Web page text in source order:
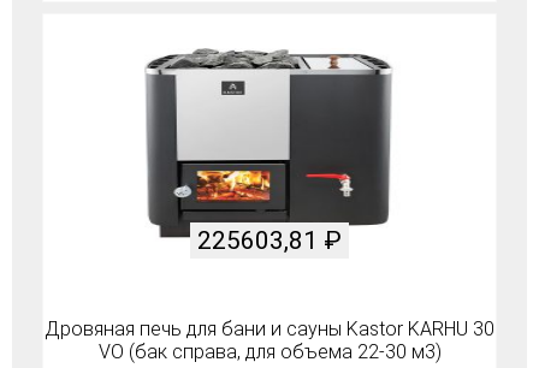
Дровяная печь для бани и сауны Kastor KARHU 30
VO (бак справа, для объема 22-30 м3)
225603,81 ₽